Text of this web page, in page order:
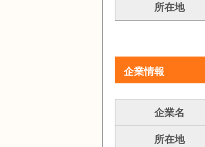
所在地
企業情報
企業名
所在地